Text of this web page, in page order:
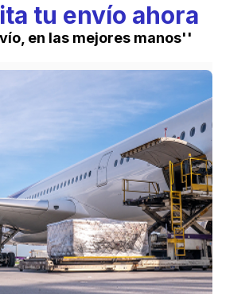
tu envío ahora
en las mejores manos''